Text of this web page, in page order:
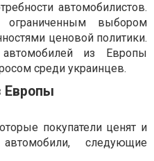
автомобилистов.
выбором
ценовой политики.
из Европы
среди украинцев.
Европы
покупатели ценят и
следующие